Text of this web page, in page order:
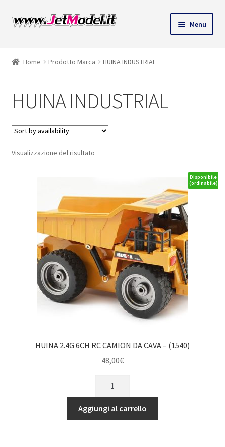
Vai
alla
Vai
Menu
Home Prodotto Marca HUINA INDUSTRIAL
HUINA INDUSTRIAL
Visualizzazione del risultato
Disponibile
(ordinabile)
HUINA 2.4G 6CH RC CAMION DA CAVA – (1540)
48,00€
6CH
RC
Aggiungi al carrello